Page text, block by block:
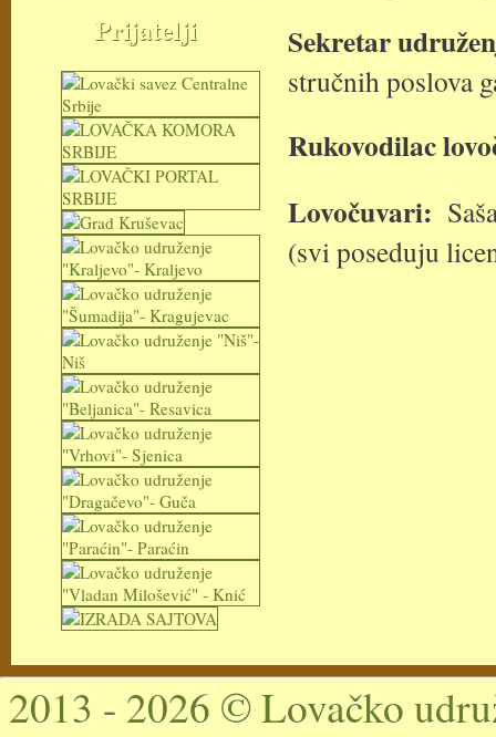
Prijatelji Sekretar
stručnih poslova
Rukovodilac
Lovočuvari:
(svi poseduju
2013 - 2026 © Lovačko